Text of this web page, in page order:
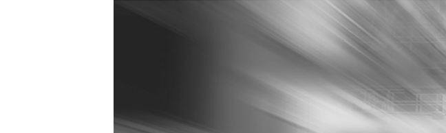
Influencer marketing
Interne communicatie